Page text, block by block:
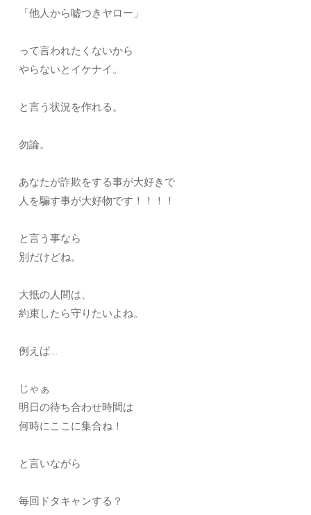
「他人から嘘つきヤロー」
って言われたくないから
やらないとイケナイ。
と言う状況を作れる。
勿論。
あなたが詐欺をする事が大好きで
人を騙す事が大好物です！！！！
と言う事なら
別だけどね。
大抵の人間は、
約束したら守りたいよね。
例えば…
じゃぁ
明日の待ち合わせ時間は
何時にここに集合ね！
と言いながら
毎回ドタキャンする？